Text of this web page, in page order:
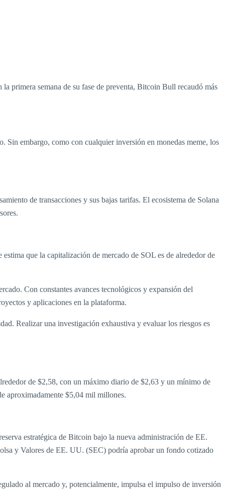
primera semana de su fase de preventa, Bitcoin Bull recaudó más
Sin embargo, como con cualquier inversión en monedas meme, los
de transacciones y sus bajas tarifas. El ecosistema de Solana
que la capitalización de mercado de SOL es de alrededor de
Con constantes avances tecnológicos y expansión del
y aplicaciones en la plataforma.
Realizar una investigación exhaustiva y evaluar los riesgos es
de $2,58, con un máximo diario de $2,63 y un mínimo de
aproximadamente $5,04 mil millones.
estratégica de Bitcoin bajo la nueva administración de EE.
y Valores de EE. UU. (SEC) podría aprobar un fondo cotizado
al mercado y, potencialmente, impulsa el impulso de inversión